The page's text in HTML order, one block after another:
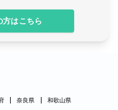
方はこちら
奈良県 和歌山県